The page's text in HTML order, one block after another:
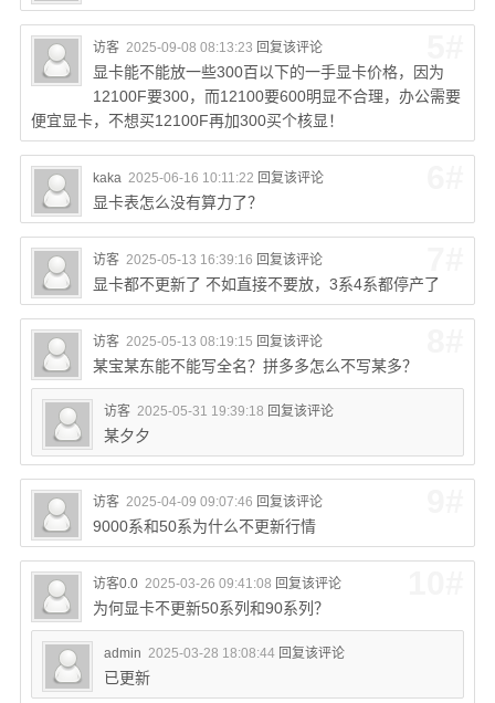
访客 2025-09-08 08:13:23 回复该评论
显卡能不能放一些300百以下的一手显卡价格，因为
12100F要300，而12100要600明显不合理，办公需要
便宜显卡，不想买12100F再加300买个核显！
kaka 2025-06-16 10:11:22 回复该评论
显卡表怎么没有算力了？
访客 2025-05-13 16:39:16 回复该评论
显卡都不更新了 不如直接不要放，3系4系都停产了
访客 2025-05-13 08:19:15 回复该评论
某宝某东能不能写全名？拼多多怎么不写某多？
访客 2025-05-31 19:39:18 回复该评论
某夕夕
访客 2025-04-09 09:07:46 回复该评论
9000系和50系为什么不更新行情
访客0.0 2025-03-26 09:41:08 回复该评论
为何显卡不更新50系列和90系列？
admin 2025-03-28 18:08:44 回复该评论
已更新